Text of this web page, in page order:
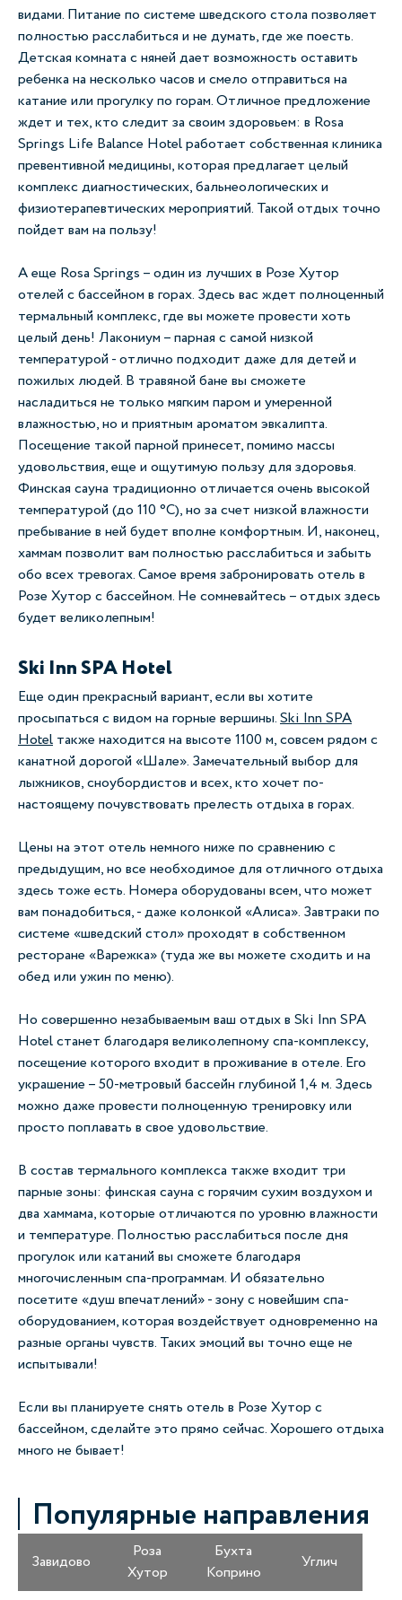
видами. Питание по системе шведского стола позволяет
полностью расслабиться и не думать, где же поесть.
Детская комната с няней дает возможность оставить
ребенка на несколько часов и смело отправиться на
катание или прогулку по горам. Отличное предложение
ждет и тех, кто следит за своим здоровьем: в Rosa
Springs Life Balance Hotel работает собственная клиника
превентивной медицины, которая предлагает целый
комплекс диагностических, бальнеологических и
физиотерапевтических мероприятий. Такой отдых точно
пойдет вам на пользу!
А еще Rosa Springs – один из лучших в Розе Хутор
отелей с бассейном в горах. Здесь вас ждет полноценный
термальный комплекс, где вы можете провести хоть
целый день! Лакониум – парная с самой низкой
температурой - отлично подходит даже для детей и
пожилых людей. В травяной бане вы сможете
насладиться не только мягким паром и умеренной
влажностью, но и приятным ароматом эвкалипта.
Посещение такой парной принесет, помимо массы
удовольствия, еще и ощутимую пользу для здоровья.
Финская сауна традиционно отличается очень высокой
температурой (до 110 °С), но за счет низкой влажности
пребывание в ней будет вполне комфортным. И, наконец,
хаммам позволит вам полностью расслабиться и забыть
обо всех тревогах. Самое время забронировать отель в
Розе Хутор с бассейном. Не сомневайтесь – отдых здесь
будет великолепным!
Ski Inn SPA Hotel
Еще один прекрасный вариант, если вы хотите
просыпаться с видом на горные вершины.Ski Inn SPA
Hotel также находится на высоте 1100 м, совсем рядом с
канатной дорогой «Шале». Замечательный выбор для
лыжников, сноубордистов и всех, кто хочет по-
настоящему почувствовать прелесть отдыха в горах.
Цены на этот отель немного ниже по сравнению с
предыдущим, но все необходимое для отличного отдыха
здесь тоже есть. Номера оборудованы всем, что может
вам понадобиться, - даже колонкой «Алиса». Завтраки по
системе «шведский стол» проходят в собственном
ресторане «Варежка» (туда же вы можете сходить и на
обед или ужин по меню).
Но совершенно незабываемым ваш отдых в Ski Inn SPA
Hotel станет благодаря великолепному спа-комплексу,
посещение которого входит в проживание в отеле. Его
украшение – 50-метровый бассейн глубиной 1,4 м. Здесь
можно даже провести полноценную тренировку или
просто поплавать в свое удовольствие.
В состав термального комплекса также входит три
парные зоны: финская сауна с горячим сухим воздухом и
два хаммама, которые отличаются по уровню влажности
и температуре. Полностью расслабиться после дня
прогулок или катаний вы сможете благодаря
многочисленным спа-программам. И обязательно
посетите «душ впечатлений» - зону с новейшим спа-
оборудованием, которая воздействует одновременно на
разные органы чувств. Таких эмоций вы точно еще не
испытывали!
Если вы планируете снять отель в Розе Хутор с
бассейном, сделайте это прямо сейчас. Хорошего отдыха
много не бывает!
Популярные направления
Завидово
Роза
Хутор
Бухта
Коприно
Углич